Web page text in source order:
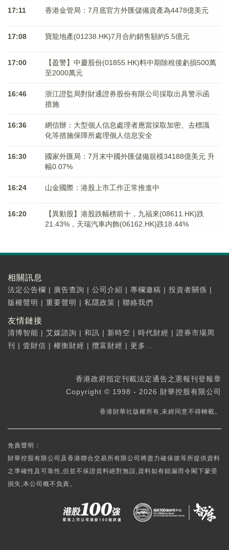
17:11 香港金管局：7月底官方外匯儲備資產為4478億美元
17:08 寶龍地產(01238.HK)7月合約銷售額約5.5億元
17:00
【盈警】中慶股份(01855.HK)料中期除稅後虧損500萬
至2000萬元
16:46
浙江證監局對財通證券股份有限公司採取出具警示函
措施
16:36
網信辦：大型個人信息處理者應當採取加密、去標識
化等措施保障所處理個人信息安全
16:30
國家外匯局：7月末中國外匯儲備規模34188億美元 升
幅0.07%
16:24 山金國際：港股上市工作正常推進中
16:20
【異動股】港股跌幅榜前十，九福來(08611.HK)跌
21.43%，天瑞汽車内飾(06162.HK)跌18.44%
相關訊息
法定公告欄 | 廣告查詢 | 公司介紹 | 專欄邀稿 | 投資者關係 |
版權聲明 | 重要聲明 | 私隱政策 | 聯絡我們
友情鏈接
清博智能 | 艾媒諮詢 | 和訊 | 新時空 | 時代財經 | 證券市場周
刊
| 壹財信 | 權衡財經 | 攬富財經 | 更多...
香港政府指定刊載法定通告之憲報刊登報章
Copyright © 1998 - 2026 財華控股有限公司
香港財華社版權所有,未經同意不得轉載。
免責聲明：
財華控股有限公司及香港聯合交易所有限公司將盡力確保彼等所提供資料
之準確性及可靠性,但並不保證資料絕對無誤,資料如有錯漏而令閣下蒙受
損失,本公司概不負責。